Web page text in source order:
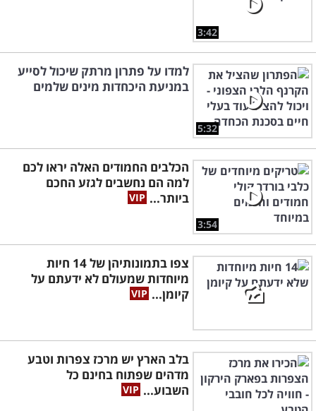
3:42
5:32
למדו על פתרון מרתק שיכול לסייע
במניעת היכחדות מינים שלמים
3:54
הכלבים החמודים האלה יראו לכם
למה הם נחשבים לגזע החכם
ביותר...
צפו בתמונותיהן של 14 חיות
מיוחדות שמעולם לא ידעתם על
קיומן...
בלב הארץ יש מרכז צפרות וטבע
מדהים שפתוח בחינם כל
השבוע...